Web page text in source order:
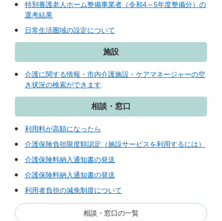
特別養護老人ホーム整備事業者（令和4～5年度整備分）の
選考結果
日常生活圏域の設定について
施設
介護に関する情報・市内介護施設・ケアマネージャーの空
き状況の検索ができます
相談・窓口
利用料が高額になったら
介護保険負担限度額認定（施設サービスを利用するには）
介護保険料納入通知書の発送
介護保険料納入通知書の発送
利用者負担の減免制度について
相談・窓口の一覧